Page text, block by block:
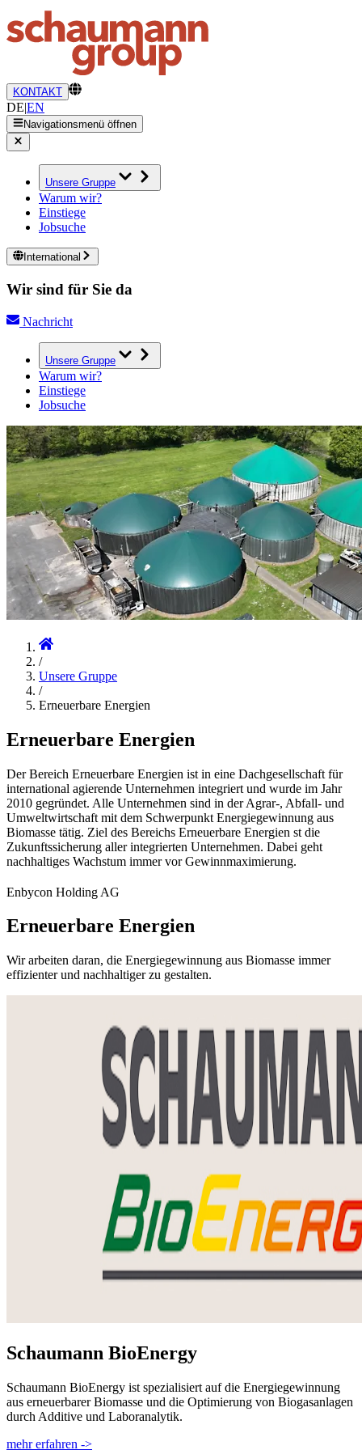
KONTAKT
DE|EN
Navigationsmenü öffnen
Unsere Gruppe
Warum wir?
Einstiege
Jobsuche
International
Wir sind für Sie da
Nachricht
Unsere Gruppe
Warum wir?
Einstiege
Jobsuche
/
Unsere Gruppe
/
Erneuerbare Energien
Erneuerbare Energien
Der Bereich Erneuerbare Energien ist in eine Dachgesellschaft für
international agierende Unternehmen integriert und wurde im Jahr
2010 gegründet. Alle Unternehmen sind in der Agrar-, Abfall- und
Umweltwirtschaft mit dem Schwerpunkt Energiegewinnung aus
Biomasse tätig. Ziel des Bereichs Erneuerbare Energien st die
Zukunftssicherung aller integrierten Unternehmen. Dabei geht
nachhaltiges Wachstum immer vor Gewinnmaximierung.
Enbycon Holding AG
Erneuerbare Energien
Wir arbeiten daran, die Energiegewinnung aus Biomasse immer
effizienter und nachhaltiger zu gestalten.
Schaumann BioEnergy
Schaumann BioEnergy ist spezialisiert auf die Energiegewinnung
aus erneuerbarer Biomasse und die Optimierung von Biogasanlagen
durch Additive und Laboranalytik.
mehr erfahren ->